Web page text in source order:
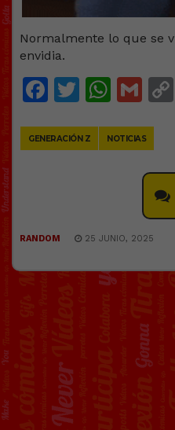
Normalmente lo que se
envidia.
Facebook
Twitter
GENERACIÓN Z NOTICIAS
RANDOM 25 JUNIO, 2025